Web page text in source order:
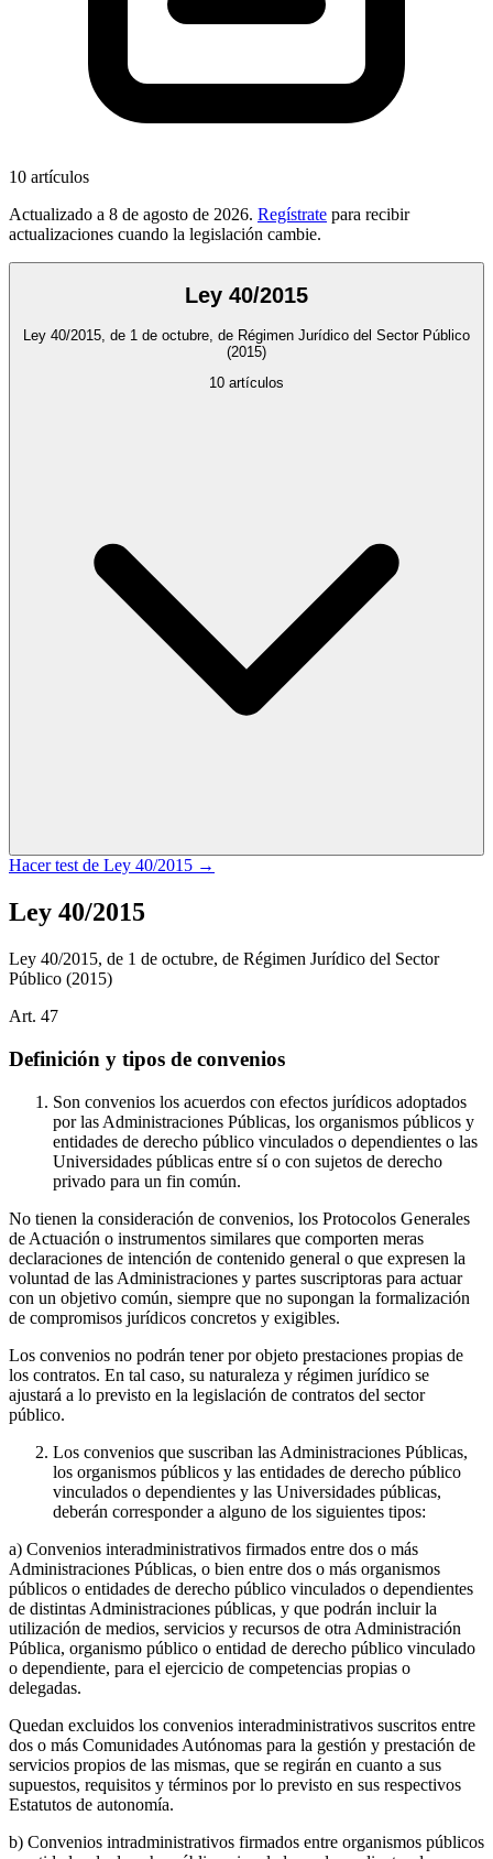
10 artículos
Actualizado a 8 de agosto de 2026. Regístrate para recibir
actualizaciones cuando la legislación cambie.
Ley 40/2015
Ley 40/2015, de 1 de octubre, de Régimen Jurídico del Sector Público
(2015)
10 artículos
Hacer test de Ley 40/2015 →
Ley 40/2015
Ley 40/2015, de 1 de octubre, de Régimen Jurídico del Sector
Público (2015)
Art. 47
Definición y tipos de convenios
Son convenios los acuerdos con efectos jurídicos adoptados
por las Administraciones Públicas, los organismos públicos y
entidades de derecho público vinculados o dependientes o las
Universidades públicas entre sí o con sujetos de derecho
privado para un fin común.
No tienen la consideración de convenios, los Protocolos Generales
de Actuación o instrumentos similares que comporten meras
declaraciones de intención de contenido general o que expresen la
voluntad de las Administraciones y partes suscriptoras para actuar
con un objetivo común, siempre que no supongan la formalización
de compromisos jurídicos concretos y exigibles.
Los convenios no podrán tener por objeto prestaciones propias de
los contratos. En tal caso, su naturaleza y régimen jurídico se
ajustará a lo previsto en la legislación de contratos del sector
público.
Los convenios que suscriban las Administraciones Públicas,
los organismos públicos y las entidades de derecho público
vinculados o dependientes y las Universidades públicas,
deberán corresponder a alguno de los siguientes tipos:
a) Convenios interadministrativos firmados entre dos o más
Administraciones Públicas, o bien entre dos o más organismos
públicos o entidades de derecho público vinculados o dependientes
de distintas Administraciones públicas, y que podrán incluir la
utilización de medios, servicios y recursos de otra Administración
Pública, organismo público o entidad de derecho público vinculado
o dependiente, para el ejercicio de competencias propias o
delegadas.
Quedan excluidos los convenios interadministrativos suscritos entre
dos o más Comunidades Autónomas para la gestión y prestación de
servicios propios de las mismas, que se regirán en cuanto a sus
supuestos, requisitos y términos por lo previsto en sus respectivos
Estatutos de autonomía.
b) Convenios intradministrativos firmados entre organismos públicos